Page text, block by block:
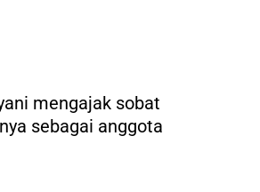
mengajak sobat
sebagai anggota